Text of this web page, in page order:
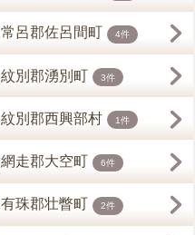
常呂郡佐呂間町 4件
紋別郡湧別町 3件
紋別郡西興部村 1件
網走郡大空町 6件
有珠郡壮瞥町 2件